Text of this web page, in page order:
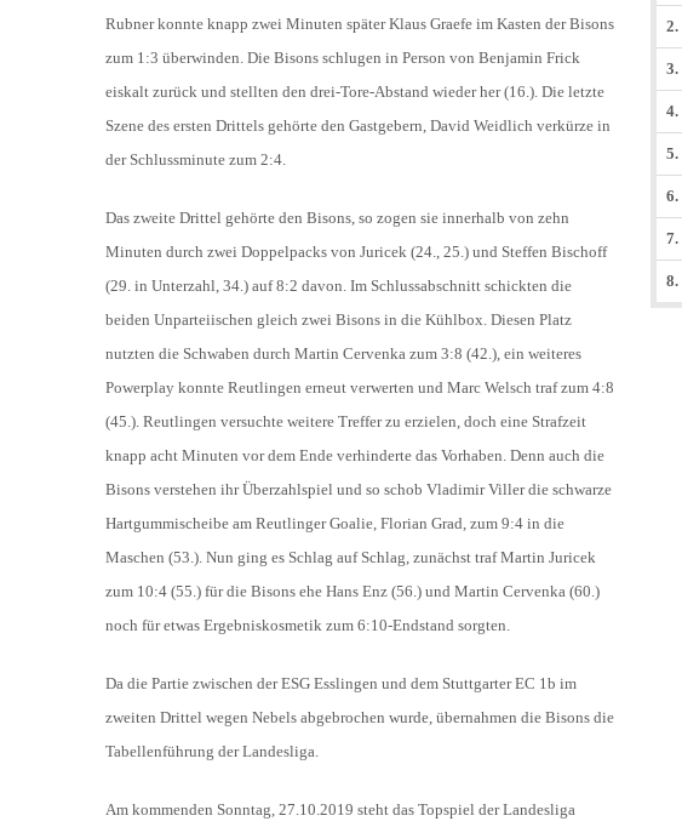
Rubner konnte knapp zwei Minuten später Klaus Graefe im Kasten der Bisons
zum 1:3 überwinden. Die Bisons schlugen in Person von Benjamin Frick
eiskalt zurück und stellten den drei-Tore-Abstand wieder her (16.). Die letzte
Szene des ersten Drittels gehörte den Gastgebern, David Weidlich verkürze in
der Schlussminute zum 2:4.
Das zweite Drittel gehörte den Bisons, so zogen sie innerhalb von zehn
Minuten durch zwei Doppelpacks von Juricek (24., 25.) und Steffen Bischoff
(29. in Unterzahl, 34.) auf 8:2 davon. Im Schlussabschnitt schickten die
beiden Unparteiischen gleich zwei Bisons in die Kühlbox. Diesen Platz
nutzten die Schwaben durch Martin Cervenka zum 3:8 (42.), ein weiteres
Powerplay konnte Reutlingen erneut verwerten und Marc Welsch traf zum 4:8
(45.). Reutlingen versuchte weitere Treffer zu erzielen, doch eine Strafzeit
knapp acht Minuten vor dem Ende verhinderte das Vorhaben. Denn auch die
Bisons verstehen ihr Überzahlspiel und so schob Vladimir Viller die schwarze
Hartgummischeibe am Reutlinger Goalie, Florian Grad, zum 9:4 in die
Maschen (53.). Nun ging es Schlag auf Schlag, zunächst traf Martin Juricek
zum 10:4 (55.) für die Bisons ehe Hans Enz (56.) und Martin Cervenka (60.)
noch für etwas Ergebniskosmetik zum 6:10-Endstand sorgten.
Da die Partie zwischen der ESG Esslingen und dem Stuttgarter EC 1b im
zweiten Drittel wegen Nebels abgebrochen wurde, übernahmen die Bisons die
Tabellenführung der Landesliga.
Am kommenden Sonntag, 27.10.2019 steht das Topspiel der Landesliga
2.
3.
4.
5.
6.
7.
8.